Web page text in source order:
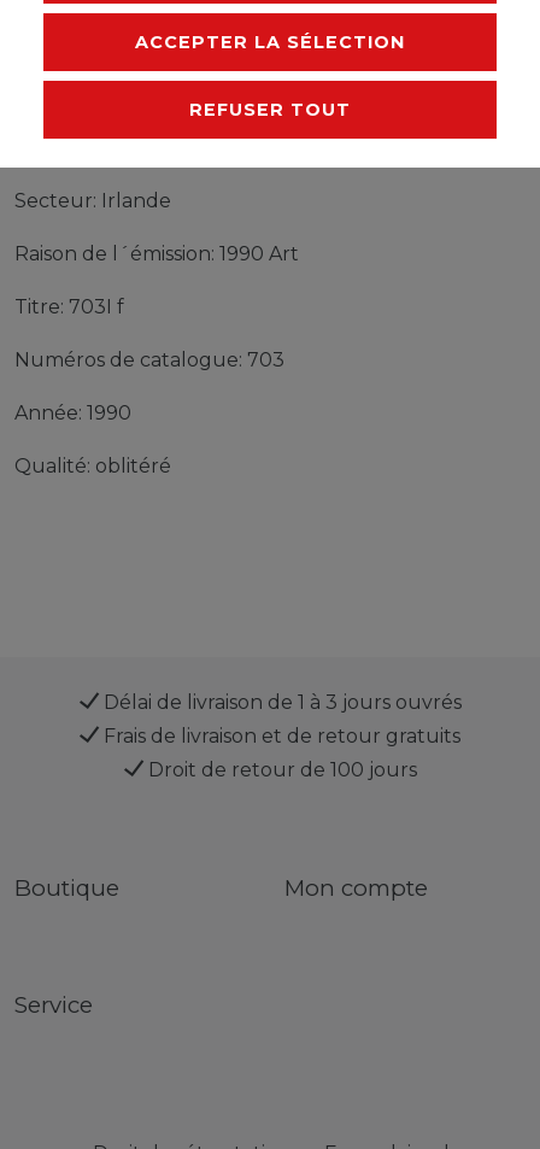
FABRICANT
Timbres Irlande 703I f oblitéré 1990 Art
Secteur: Irlande
Raison de l´émission: 1990 Art
Titre: 703I f
Numéros de catalogue: 703
Année: 1990
Qualité: oblitéré
Délai de livraison de 1 à 3 jours ouvrés
Frais de livraison et de retour gratuits
Droit de retour de 100 jours
Boutique Mon compte
Service
ACCEPTER LA SÉLECTION
REFUSER TOUT